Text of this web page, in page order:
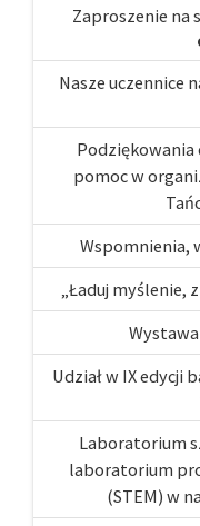
Zaproszenie na
Nasze uczennice
Podziękowania
pomoc w
„Ładuj myślenie,
Udział w IX edycji
Laboratorium
laboratorium
(STEM) w